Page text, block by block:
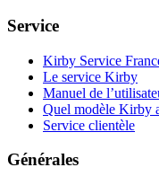
Service
Kirby Service
Le service Kirby
Manuel de
Quel modèle Kirby
Service clientèle
Générales